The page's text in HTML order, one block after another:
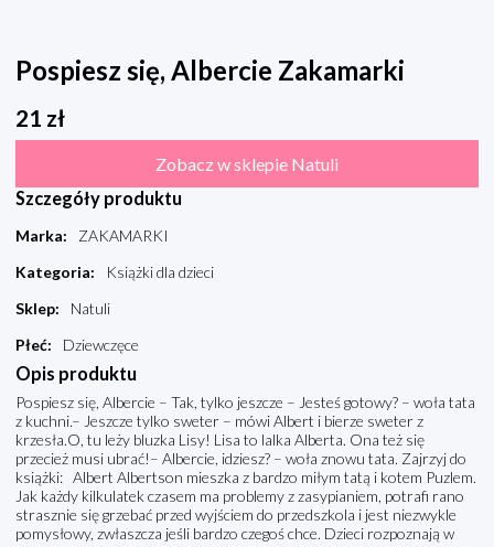
Pospiesz się, Albercie Zakamarki
21 zł
Zobacz w sklepie Natuli
Szczegóły produktu
Marka:
ZAKAMARKI
Kategoria:
Książki dla dzieci
Sklep:
Natuli
Płeć: Dziewczęce
Opis produktu
Pospiesz się, Albercie – Tak, tylko jeszcze – Jesteś gotowy? – woła tata
z kuchni.– Jeszcze tylko sweter – mówi Albert i bierze sweter z
krzesła.O, tu leży bluzka Lisy! Lisa to lalka Alberta. Ona też się
przecież musi ubrać!– Albercie, idziesz? – woła znowu tata. Zajrzyj do
książki: Albert Albertson mieszka z bardzo miłym tatą i kotem Puzlem.
Jak każdy kilkulatek czasem ma problemy z zasypianiem, potrafi rano
strasznie się grzebać przed wyjściem do przedszkola i jest niezwykle
pomysłowy, zwłaszcza jeśli bardzo czegoś chce. Dzieci rozpoznają w